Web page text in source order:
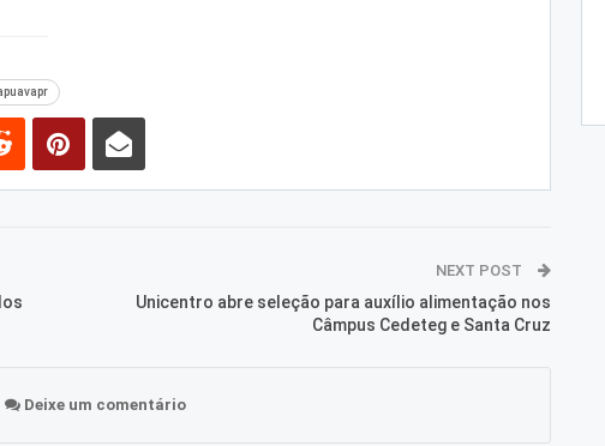
NEXT POST
Unicentro abre seleção para auxílio alimentação nos
Câmpus Cedeteg e Santa Cruz
Deixe um comentário